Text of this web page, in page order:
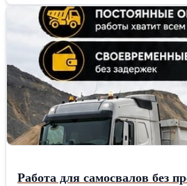
Работа для самосвалов без